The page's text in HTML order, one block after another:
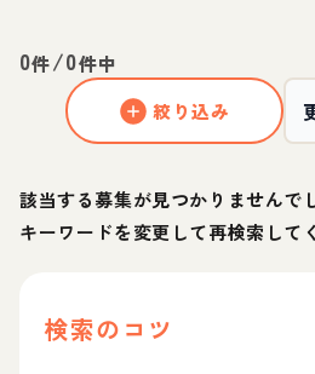
0件/0件中
絞り込み
該当する募集が見つかりませんで
キーワードを変更して再検索して
検索のコツ